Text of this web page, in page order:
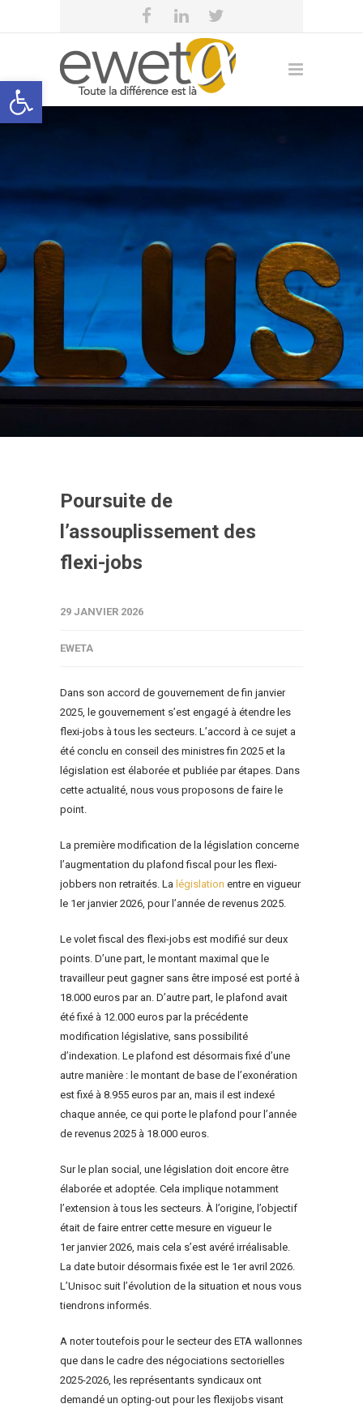
Open toolbar
eweta
Poursuite de
l’assouplissement des
flexi-jobs
29 JANVIER 2026
EWETA
Dans son accord de gouvernement de fin janvier
2025, le gouvernement s’est engagé à étendre les
flexi-jobs à tous les secteurs. L’accord à ce sujet a
été conclu en conseil des ministres fin 2025 et la
législation est élaborée et publiée par étapes. Dans
cette actualité, nous vous proposons de faire le
point.
La première modification de la législation concerne
l’augmentation du plafond fiscal pour les flexi-
jobbers non retraités. La législation entre en vigueur
le 1er janvier 2026, pour l’année de revenus 2025.
Le volet fiscal des flexi-jobs est modifié sur deux
points. D’une part, le montant maximal que le
travailleur peut gagner sans être imposé est porté à
18.000 euros par an. D’autre part, le plafond avait
été fixé à 12.000 euros par la précédente
modification législative, sans possibilité
d’indexation. Le plafond est désormais fixé d’une
autre manière : le montant de base de l’exonération
est fixé à 8.955 euros par an, mais il est indexé
chaque année, ce qui porte le plafond pour l’année
de revenus 2025 à 18.000 euros.
Sur le plan social, une législation doit encore être
élaborée et adoptée. Cela implique notamment
l’extension à tous les secteurs. À l’origine, l’objectif
était de faire entrer cette mesure en vigueur le
1er janvier 2026, mais cela s’est avéré irréalisable.
La date butoir désormais fixée est le 1er avril 2026.
L’Unisoc suit l’évolution de la situation et nous vous
tiendrons informés.
A noter toutefois pour le secteur des ETA wallonnes
que dans le cadre des négociations sectorielles
2025-2026, les représentants syndicaux ont
demandé un opting-out pour les flexijobs visant